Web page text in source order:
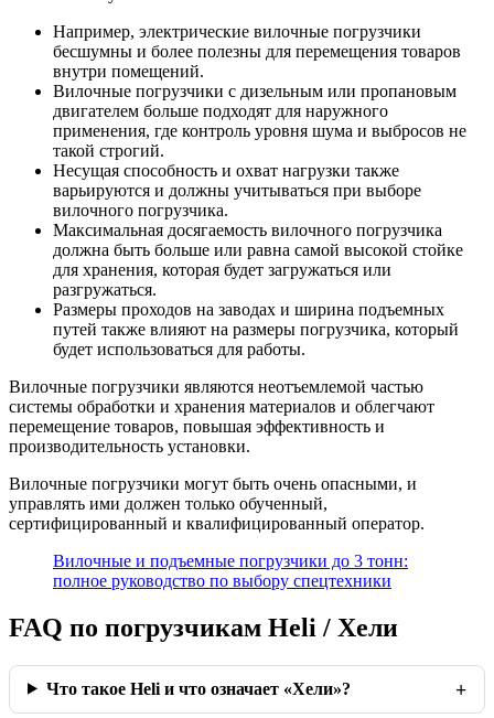
Например, электрические вилочные погрузчики
бесшумны и более полезны для перемещения товаров
внутри помещений.
Вилочные погрузчики с дизельным или пропановым
двигателем больше подходят для наружного
применения, где контроль уровня шума и выбросов не
такой строгий.
Несущая способность и охват нагрузки также
варьируются и должны учитываться при выборе
вилочного погрузчика.
Максимальная досягаемость вилочного погрузчика
должна быть больше или равна самой высокой стойке
для хранения, которая будет загружаться или
разгружаться.
Размеры проходов на заводах и ширина подъемных
путей также влияют на размеры погрузчика, который
будет использоваться для работы.
Вилочные погрузчики являются неотъемлемой частью
системы обработки и хранения материалов и облегчают
перемещение товаров, повышая эффективность и
производительность установки.
Вилочные погрузчики могут быть очень опасными, и
управлять ими должен только обученный,
сертифицированный и квалифицированный оператор.
Вилочные и подъемные погрузчики до 3 тонн:
полное руководство по выбору спецтехники
FAQ по погрузчикам Heli / Хели
Что такое Heli и что означает «Хели»?